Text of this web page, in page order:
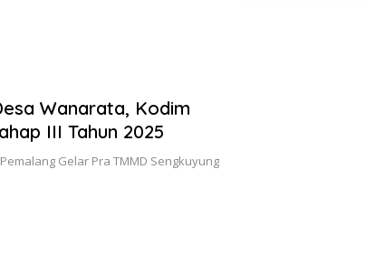
Wanarata, Kodim
III Tahun 2025
Gelar Pra TMMD Sengkuyung